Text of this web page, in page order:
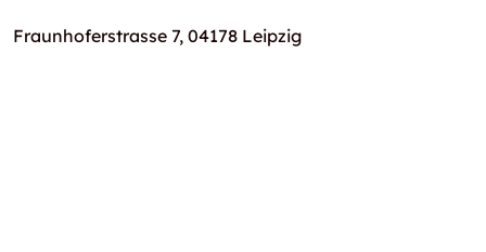
Fraunhoferstrasse 7, 04178 Leipzig